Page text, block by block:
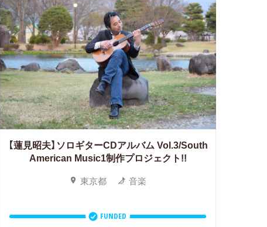
【蓮見昭夫】ソロギターCDアルバムVol.3/South
American Music1制作プロジェクト!!
東京都 音楽
FUNDED